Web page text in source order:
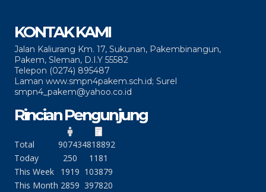
KONTAK KAMI
Jalan Kaliurang Km. 17, Sukunan, Pakembinangun,
Pakem, Sleman, D.I.Y 55582
Telepon (0274) 895487
Laman www.smpn4pakem.sch.id; Surel
smpn4_pakem@yahoo.co.id
Rincian Pengunjung
Total 907434818892
Today
250
1181
This Week
1919 103879
This Month 2859 397820